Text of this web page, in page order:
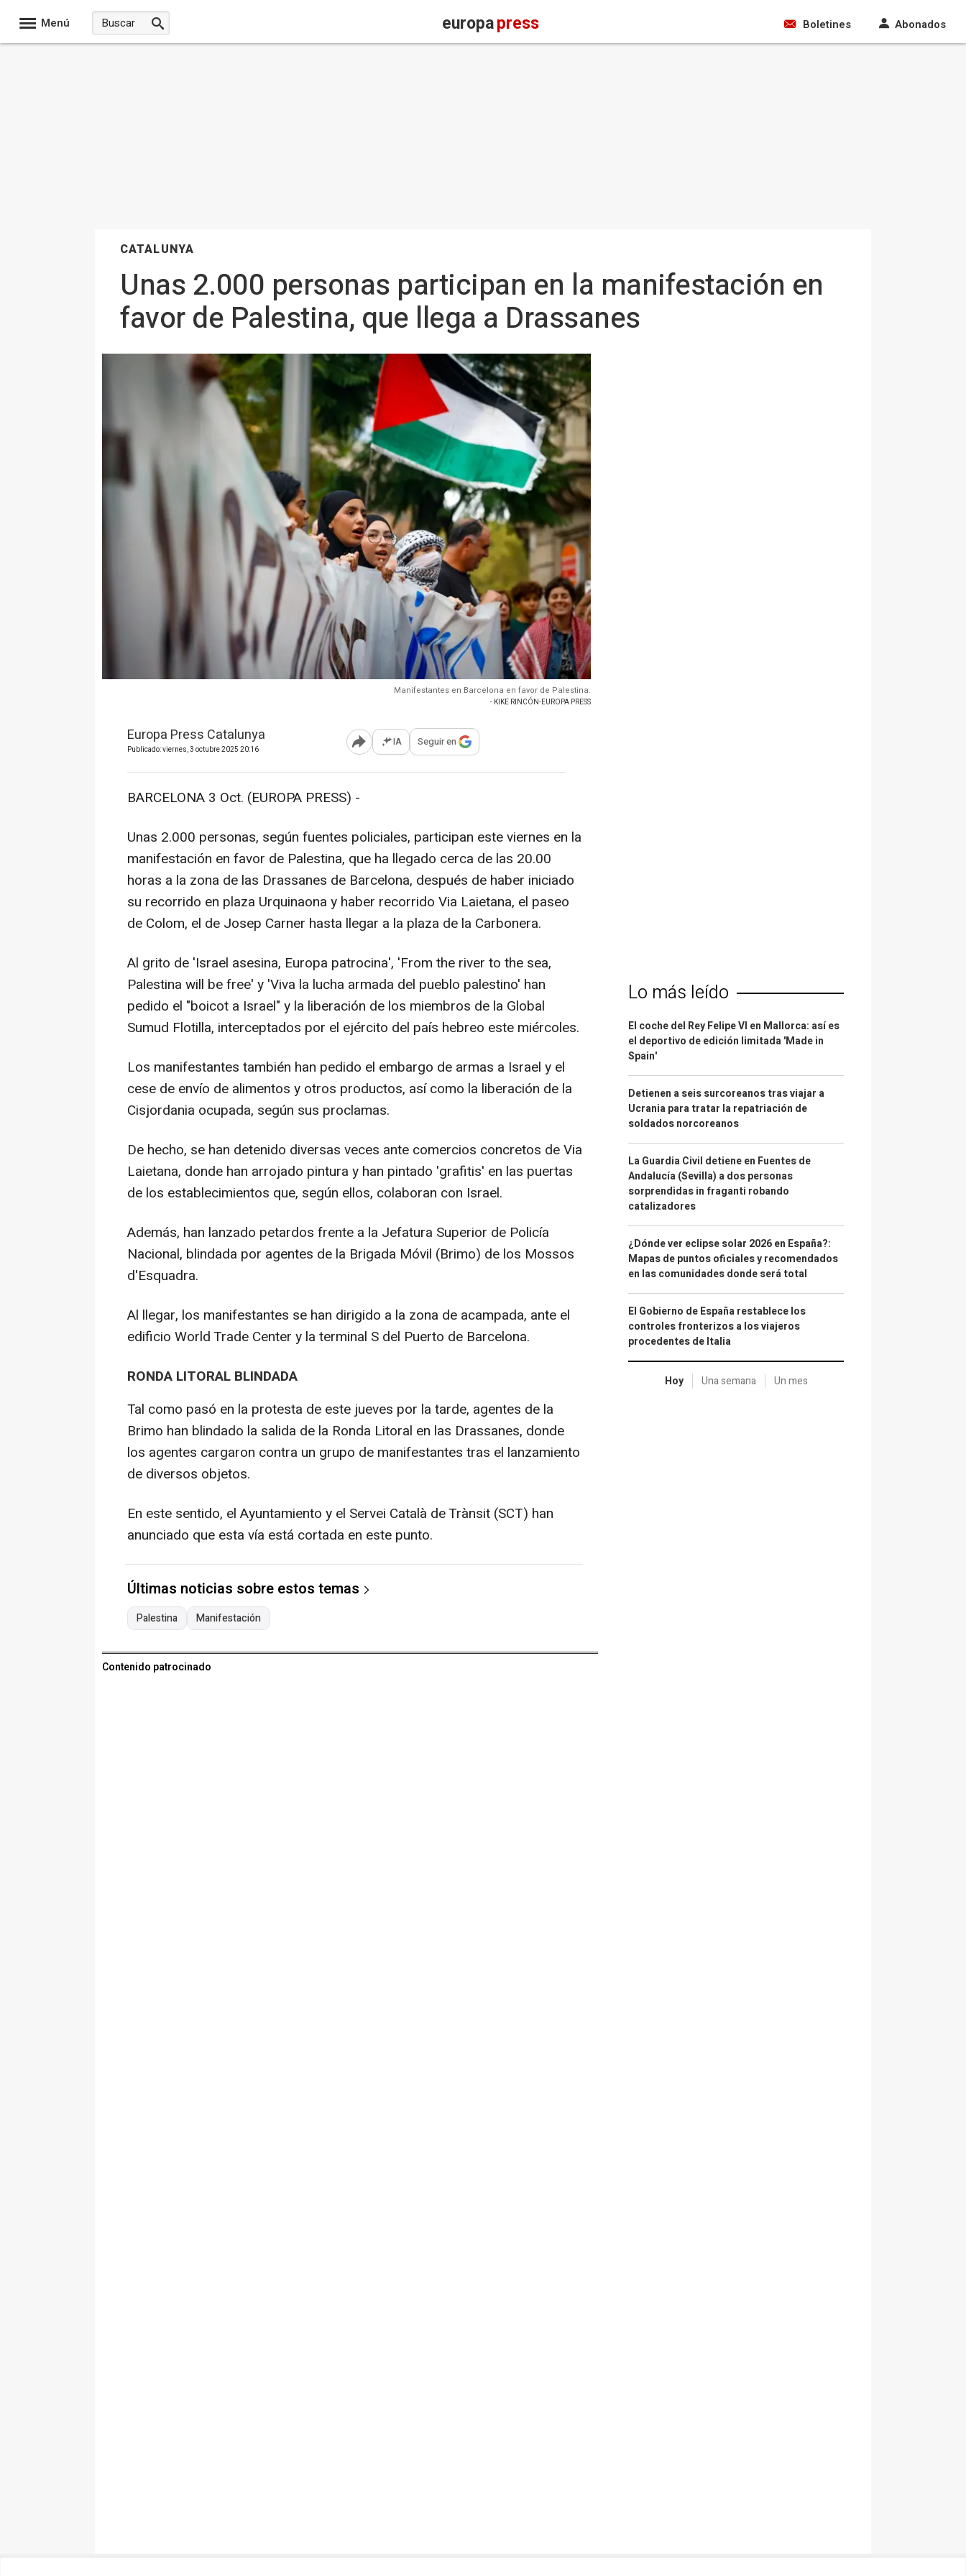
Menú europapress Boletines Abonados
CATALUNYA
Unas 2.000 personas participan en la manifestación en
favor de Palestina, que llega a Drassanes
Manifestantes en Barcelona en favor de Palestina.
- KIKE RINCÓN-EUROPA PRESS
Europa Press Catalunya
Publicado: viernes, 3 octubre 2025 20:16 Abrir opciones para compartir
IA Seguir en
BARCELONA 3 Oct. (EUROPA PRESS) -
Unas 2.000 personas, según fuentes policiales, participan este viernes en la
manifestación en favor de Palestina, que ha llegado cerca de las 20.00
horas a la zona de las Drassanes de Barcelona, después de haber iniciado
su recorrido en plaza Urquinaona y haber recorrido Via Laietana, el paseo
de Colom, el de Josep Carner hasta llegar a la plaza de la Carbonera.
Al grito de 'Israel asesina, Europa patrocina', 'From the river to the sea,
Palestina will be free' y 'Viva la lucha armada del pueblo palestino' han
pedido el "boicot a Israel" y la liberación de los miembros de la Global
Sumud Flotilla, interceptados por el ejército del país hebreo este miércoles.
Los manifestantes también han pedido el embargo de armas a Israel y el
cese de envío de alimentos y otros productos, así como la liberación de la
Cisjordania ocupada, según sus proclamas.
De hecho, se han detenido diversas veces ante comercios concretos de Via
Laietana, donde han arrojado pintura y han pintado 'grafitis' en las puertas
de los establecimientos que, según ellos, colaboran con Israel.
Además, han lanzado petardos frente a la Jefatura Superior de Policía
Nacional, blindada por agentes de la Brigada Móvil (Brimo) de los Mossos
d'Esquadra.
Al llegar, los manifestantes se han dirigido a la zona de acampada, ante el
edificio World Trade Center y la terminal S del Puerto de Barcelona.
RONDA LITORAL BLINDADA
Tal como pasó en la protesta de este jueves por la tarde, agentes de la
Brimo han blindado la salida de la Ronda Litoral en las Drassanes, donde
los agentes cargaron contra un grupo de manifestantes tras el lanzamiento
de diversos objetos.
En este sentido, el Ayuntamiento y el Servei Català de Trànsit (SCT) han
anunciado que esta vía está cortada en este punto.
Últimas noticias sobre estos temas
Palestina Manifestación
Contenido patrocinado
Lo más leído
El coche del Rey Felipe VI en Mallorca: así es
el deportivo de edición limitada 'Made in
Spain'
Detienen a seis surcoreanos tras viajar a
Ucrania para tratar la repatriación de
soldados norcoreanos
La Guardia Civil detiene en Fuentes de
Andalucía (Sevilla) a dos personas
sorprendidas in fraganti robando
catalizadores
¿Dónde ver eclipse solar 2026 en España?:
Mapas de puntos oficiales y recomendados
en las comunidades donde será total
El Gobierno de España restablece los
controles fronterizos a los viajeros
procedentes de Italia
Hoy Una semana Un mes